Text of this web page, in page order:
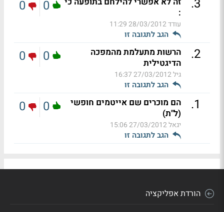
3
.
:
עודד28/03/2012 11:29
הגב לתגובה זו
0
0
2
.
הרשות מתעלמת מהמפכה
הדיגטילית
גיל27/03/2012 16:37
הגב לתגובה זו
0
0
1
.
הם מוכרים שם אייטמים חופשי
(ל"ת)
יגאל27/03/2012 15:06
הגב לתגובה זו
0
0
הורדת אפליקציה